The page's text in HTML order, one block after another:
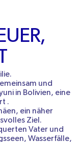
und
in Bolivien, eine
.
ein näher
Ziel.
Vater und
Wasserfälle,